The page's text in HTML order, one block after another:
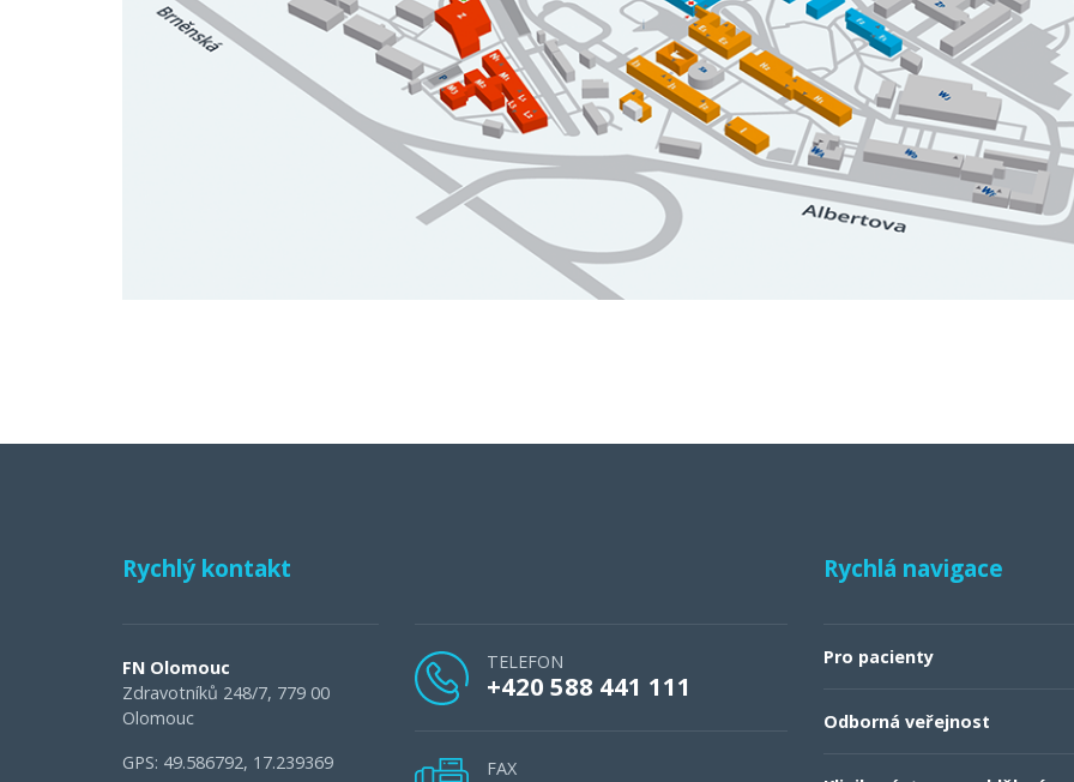
Rychlý kontakt
FN Olomouc
Zdravotníků 248/7, 779 00
Olomouc
GPS: 49.586792, 17.239369
TELEFON
+420 588 441 111
FAX
Rychlá navigace
Pro pacienty
Odborná veřejnost